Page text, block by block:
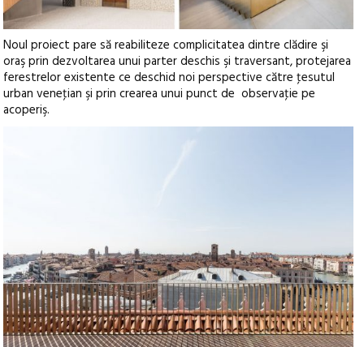
Noul proiect pare să reabiliteze complicitatea dintre clădire şi
oraş prin dezvoltarea unui parter deschis şi traversant, protejarea
ferestrelor existente ce deschid noi perspective către ţesutul
urban veneţian şi prin crearea unui punct de observaţie pe
acoperiş.